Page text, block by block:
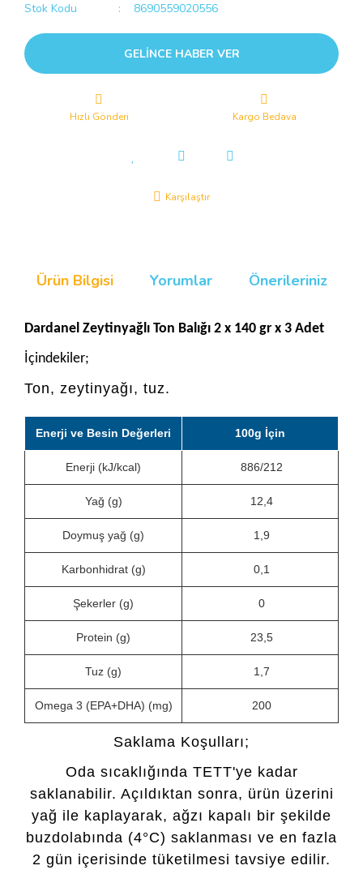
Stok Kodu 8690559020556
GELİNCE HABER VER
Hızlı Gönderi Kargo Bedava
Karşılaştır
Ürün Bilgisi Yorumlar Önerileriniz
Dardanel Zeytinyağlı Ton Balığı 2 x 140 gr x 3 Adet
İçindekiler;
Ton, zeytinyağı, tuz.
Enerji ve Besin Değerleri 100g İçin
Enerji (kJ/kcal) 886/212
Yağ (g) 12,4
Doymuş yağ (g) 1,9
Karbonhidrat (g) 0,1
Şekerler (g) 0
Protein (g) 23,5
Tuz (g) 1,7
Omega 3 (EPA+DHA) (mg) 200
Saklama Koşulları;
Oda sıcaklığında TETT'ye kadar
saklanabilir. Açıldıktan sonra, ürün üzerini
yağ ile kaplayarak, ağzı kapalı bir şekilde
buzdolabında (4°C) saklanması ve en fazla
2 gün içerisinde tüketilmesi tavsiye edilir.